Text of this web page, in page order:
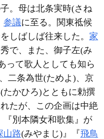
。母は北条実時(さね
参議に至る。関東祗候
しばしば往来した。 家
で、また、御子左(み
って歌人としても知ら
二条為世(ためよ)、京
かひろ)とともに勅撰
たが、この企画は中絶
『別本隣女和歌集』が
山路(みやまじ)』『飛鳥